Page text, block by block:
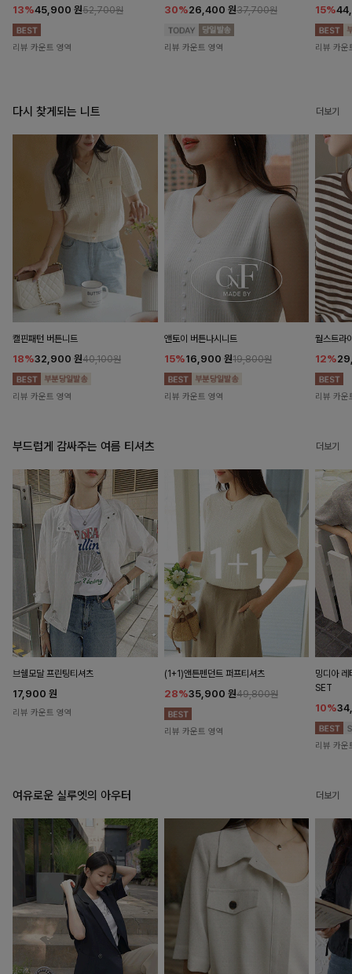
13%45,900 원52,700원
리뷰 카운트 영역
30%26,400 원37,700원
리뷰 카운트 영역
15%
리뷰 카운
다시 찾게되는 니트 더보기
캘핀패턴 버튼니트
18%32,900 원40,100원
리뷰 카운트 영역
앤토이 버튼나시니트
15%16,900 원19,800원
리뷰 카운트 영역
월스트라
12%
리뷰 카운
부드럽게 감싸주는 여름 티셔츠 더보기
브쉘모달 프린팅티셔츠
17,900 원
리뷰 카운트 영역
(1+1)앤튼펜던트 퍼프티셔츠
28%35,900 원49,800원
리뷰 카운트 영역
밍디아 레
SET
10%
리뷰 카운
여유로운 실루엣의 아우터 더보기